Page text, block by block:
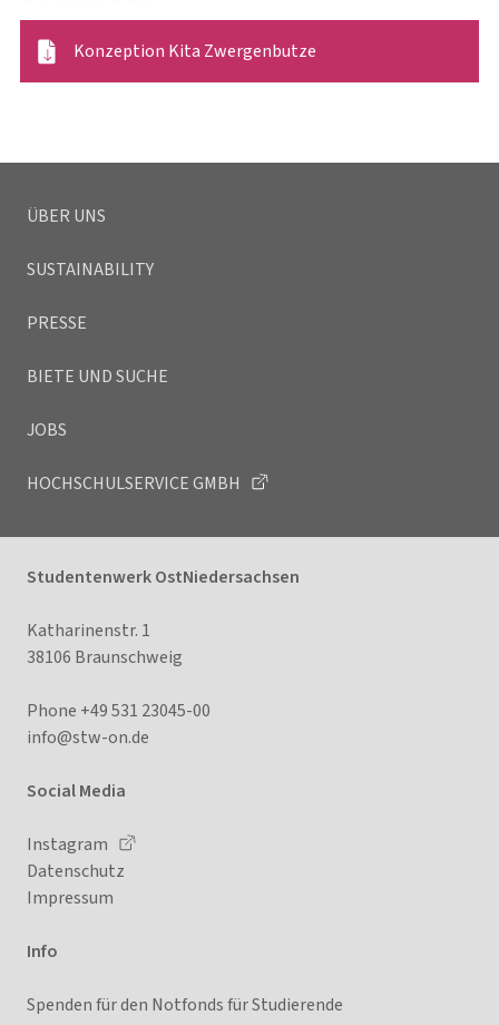
Konzeption Kita Zwergenbutze
ÜBER UNS
SUSTAINABILITY
PRESSE
BIETE UND SUCHE
JOBS
HOCHSCHULSERVICE GMBH
Studentenwerk OstNiedersachsen
Katharinenstr. 1
38106 Braunschweig
Phone +49 531 23045-00
info@stw-on.de
Social Media
Instagram
Datenschutz
Impressum
Info
Spenden für den Notfonds für Studierende